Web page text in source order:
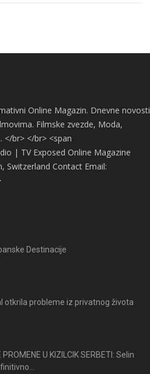
Online Magazin. Dnevne novosti
Filmske zvezde, Moda,
</br> </br> <span
| TV Exposed Online Magazine
Switzerland Contact Email:
Destinacije
otkrila probleme iz privatnog života
PROMENE U KIZILCIK SERBETI: Selin